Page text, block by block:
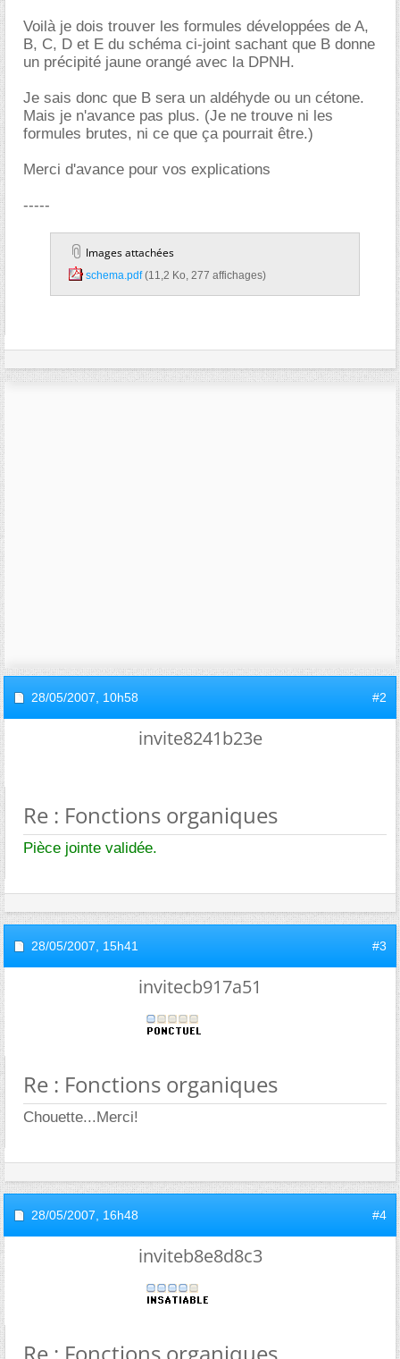
Voilà je dois trouver les formules développées de A,
B, C, D et E du schéma ci-joint sachant que B donne
un précipité jaune orangé avec la DPNH.
Je sais donc que B sera un aldéhyde ou un cétone.
Mais je n'avance pas plus. (Je ne trouve ni les
formules brutes, ni ce que ça pourrait être.)
Merci d'avance pour vos explications
-----
Images attachées
schema.pdf‎ (11,2 Ko, 277 affichages)
28/05/2007, 10h58 #2
invite8241b23e
Re : Fonctions organiques
Pièce jointe validée.
28/05/2007, 15h41 #3
invitecb917a51
Re : Fonctions organiques
Chouette...Merci!
28/05/2007, 16h48 #4
inviteb8e8d8c3